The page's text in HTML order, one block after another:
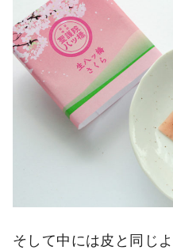
そして中には皮と同じ